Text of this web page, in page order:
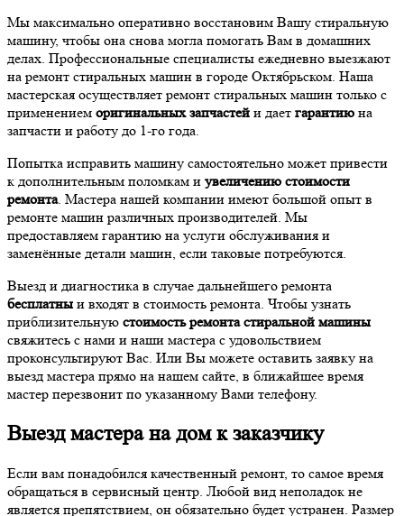
Мы максимально оперативно восстановим Вашу стиральную
машину, чтобы она снова могла помогать Вам в домашних
делах. Профессиональные специалисты ежедневно выезжают
на ремонт стиральных машин в городе Октябрьском. Наша
мастерская осуществляет ремонт стиральных машин только с
применением оригинальных запчастей и дает гарантию на
запчасти и работу до 1-го года.
Попытка исправить машину самостоятельно может привести
к дополнительным поломкам и увеличению стоимости
ремонта. Мастера нашей компании имеют большой опыт в
ремонте машин различных производителей. Мы
предоставляем гарантию на услуги обслуживания и
заменённые детали машин, если таковые потребуются.
Выезд и диагностика в случае дальнейшего ремонта
бесплатны и входят в стоимость ремонта. Чтобы узнать
приблизительную стоимость ремонта стиральной машины
свяжитесь с нами и наши мастера с удовольствием
проконсультируют Вас. Или Вы можете оставить заявку на
выезд мастера прямо на нашем сайте, в ближайшее время
мастер перезвонит по указанному Вами телефону.
Выезд мастера на дом к заказчику
Если вам понадобился качественный ремонт, то самое время
обращаться в сервисный центр. Любой вид неполадок не
является препятствием, он обязательно будет устранен. Размер